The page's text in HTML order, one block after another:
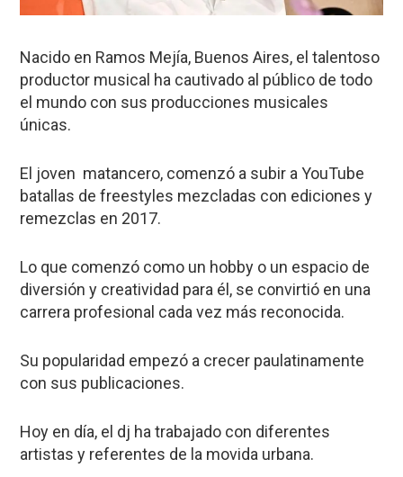
Nacido en Ramos Mejía, Buenos Aires, el talentoso
productor musical ha cautivado al público de todo
el mundo con sus producciones musicales
únicas.
El joven matancero, comenzó a subir a YouTube
batallas de freestyles mezcladas con ediciones y
remezclas en 2017.
Lo que comenzó como un hobby o un espacio de
diversión y creatividad para él, se convirtió en una
carrera profesional cada vez más reconocida.
Su popularidad empezó a crecer paulatinamente
con sus publicaciones.
Hoy en día, el dj ha trabajado con diferentes
artistas y referentes de la movida urbana.